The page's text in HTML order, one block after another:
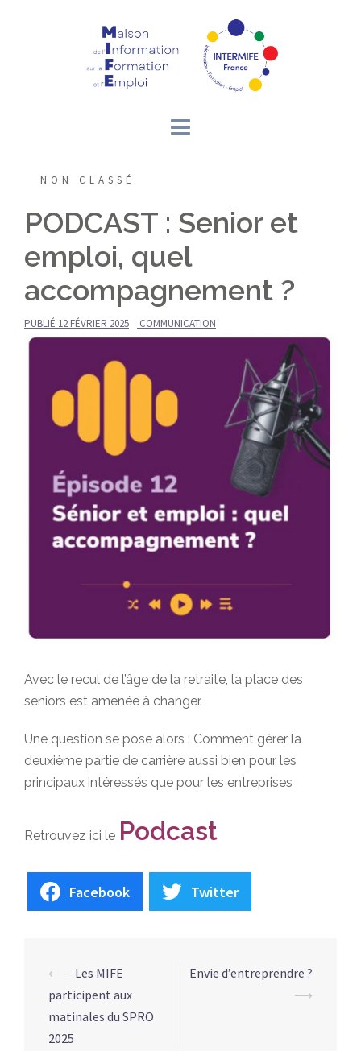
NON CLASSÉ
PODCAST : Senior et
emploi, quel
accompagnement ?
PUBLIÉ 12 FÉVRIER 2025 COMMUNICATION
Avec le recul de l’âge de la retraite, la place des
seniors est amenée à changer.
Une question se pose alors : Comment gérer la
deuxième partie de carrière aussi bien pour les
principaux intéressés que pour les entreprises
Retrouvez ici le Podcast
Facebook Twitter
NAVIGATION
D’ARTICLE
⟵ Les MIFE
participent aux
matinales du SPRO
2025
Envie d’entreprendre ?
⟶